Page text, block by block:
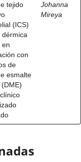
tejido
(ICS)
dérmica
en
con
de
esmalte
Johanna
Mireya